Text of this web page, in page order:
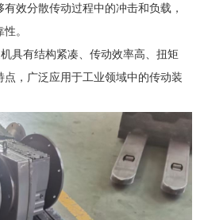
效分散传动过程中的冲击和负载，
。
具有结构紧凑、传动效率高、扭矩
，广泛应用于工业领域中的传动装